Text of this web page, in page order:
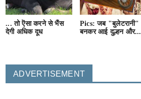
... तो ऎसा करने से भैंस
देगी अधिक दूध
Pics: जब "बुलेटरानी"
बनकर आई दुल्हन और...
ADVERTISEMENT